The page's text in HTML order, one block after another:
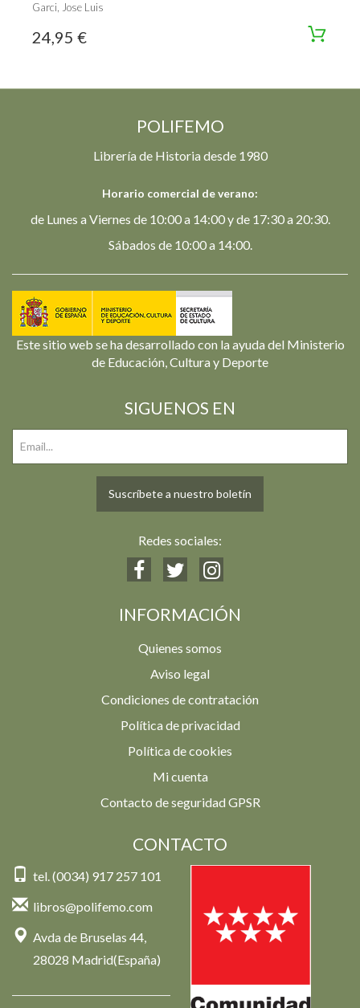
Garci, Jose Luis
24,95 €
POLIFEMO
Librería de Historia desde 1980
Horario comercial de verano:
de Lunes a Viernes de 10:00 a 14:00 y de 17:30 a 20:30.
Sábados de 10:00 a 14:00.
Este sitio web se ha desarrollado con la ayuda del Ministerio
de Educación, Cultura y Deporte
SIGUENOS EN
Suscríbete a nuestro boletín
Redes sociales:
INFORMACIÓN
Quienes somos
Aviso legal
Condiciones de contratación
Política de privacidad
Política de cookies
Mi cuenta
Contacto de seguridad GPSR
CONTACTO
tel. (0034) 917 257 101
libros@polifemo.com
Avda de Bruselas 44,
28028 Madrid(España)